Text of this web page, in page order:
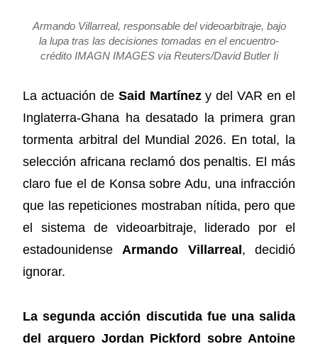
Armando Villarreal, responsable del videoarbitraje, bajo
la lupa tras las decisiones tomadas en el encuentro-
crédito IMAGN IMAGES via Reuters/David Butler Ii
La actuación de Said Martínezy del VAR en el
Inglaterra-Ghana ha desatado la primera gran
tormenta arbitral del Mundial 2026. En total, la
selección africana reclamó dos penaltis. El más
claro fue el de Konsa sobre Adu, una infracción
que las repeticiones mostraban nítida, pero que
el sistema de videoarbitraje, liderado por el
estadounidenseArmando Villarreal , decidió
ignorar.
La segunda acción discutida fue una salida
del arquero Jordan Pickford sobre Antoine